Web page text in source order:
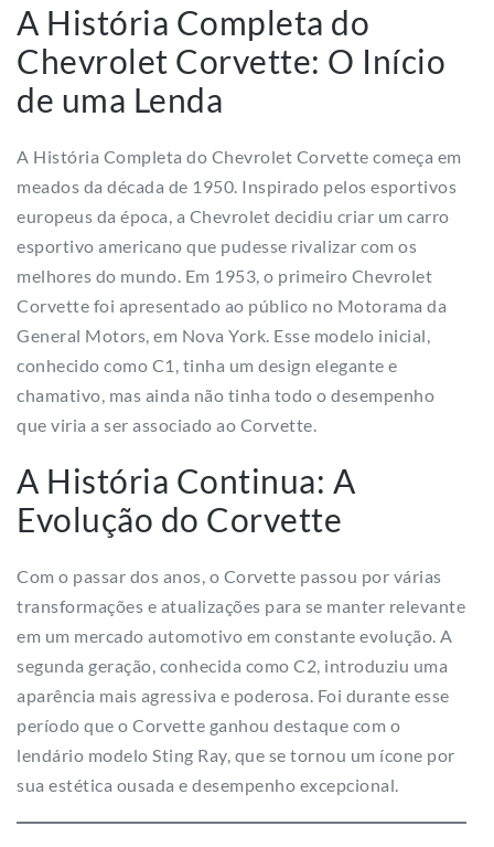
A História Completa do
Chevrolet Corvette: O Início
de uma Lenda
A História Completa do Chevrolet Corvette começa em
meados da década de 1950. Inspirado pelos esportivos
europeus da época, a Chevrolet decidiu criar um carro
esportivo americano que pudesse rivalizar com os
melhores do mundo. Em 1953, o primeiro Chevrolet
Corvette foi apresentado ao público no Motorama da
General Motors, em Nova York. Esse modelo inicial,
conhecido como C1, tinha um design elegante e
chamativo, mas ainda não tinha todo o desempenho
que viria a ser associado ao Corvette.
A História Continua: A
Evolução do Corvette
Com o passar dos anos, o Corvette passou por várias
transformações e atualizações para se manter relevante
em um mercado automotivo em constante evolução. A
segunda geração, conhecida como C2, introduziu uma
aparência mais agressiva e poderosa. Foi durante esse
período que o Corvette ganhou destaque com o
lendário modelo Sting Ray, que se tornou um ícone por
sua estética ousada e desempenho excepcional.